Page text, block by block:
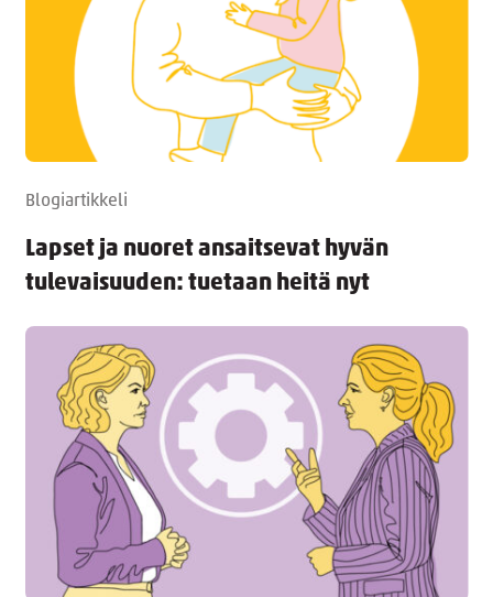
Blogiartikkeli
Lapset ja nuoret ansaitsevat hyvän
tulevaisuuden: tuetaan heitä nyt